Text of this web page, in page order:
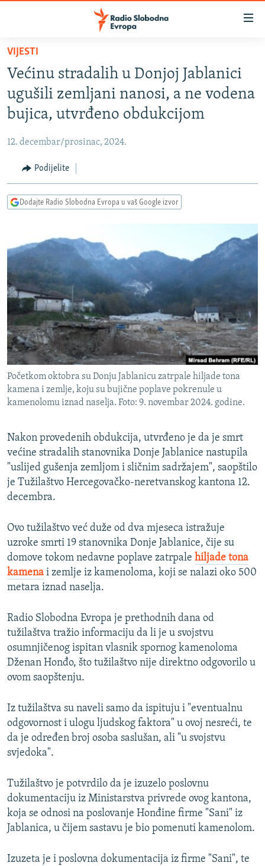
Pređite
glavni
sadržaj
Pređite
na
glavnu
Pređite
na
pretragu
BOSNA I HERCEGOVINA
SRBIJA
KOSOVO
CRNA GORA
VIZUELNO
RAT U UKRAJINI
RSE PRIČE IZ SVIJETA
ISPRIČAJ MI
DNEVNO@RSE
SPECIJALI RSE
VIŠE OD NASLOVA
GENOCID U SREBRENICI
POPLAVE I KLIZIŠTA U BIH 2024.
TV LIBERTY
MOJA EVROPA
TRI DECENIJE OD RATA U BIH
SVE KARTE DEJTONA
PRATITE NAS
Sve RFE/RL stranice
VIJESTI
Većinu stradalih u Donjoj Jablanici
ugušili zemljani nanosi, a ne vodena
bujica, utvrđeno obdukcijom
12. decembar/prosinac, 2024.
Podijelite
Dodajte Radio Slobodna Evropa u vaš Google izvor
Početkom oktobra su Donju Jablanicu zatrpale hiljade tona
kamena i zemlje, koju su bujične poplave pokrenule u
kamenolomu iznad naselja. Foto: 9. novembar 2024. godine.
Nakon provedenih obdukcija, utvrđeno je da je smrt
većine stradalih stanovnika Donje Jablanice nastupila
"uslijed gušenja zemljom i sličnim sadržajem", saopštilo
je Tužilaštvo Hercegovačko-neretvanskog kantona 12.
decembra.
Ovo tužilaštvo već duže od dva mjeseca istražuje
uzroke smrti 19 stanovnika Donje Jablanice, čije su
domove tokom nedavne poplave zatrpale hiljade tona
kamena i zemlje iz kamenoloma, koji se nalazi oko 500
metara iznad naselja.
Radio Slobodna Evropa je prethodnih dana od
tužilaštva tražio informaciju da li je u svojstvu
osumnjičenog ispitan vlasnik spornog kamenoloma
Dženan Honđo, što tužilaštvo nije direktno odgovorilo u
ovom saopštenju.
Iz tužilaštva su naveli samo da ispituju i "eventualnu
odgovornost i ulogu ljudskog faktora" u ovoj nesreći, te
da je određen broj osoba saslušan, ali "u svojstvu
svjedoka".
Tužilaštvo je potvrdilo da je izuzelo poslovnu
dokumentaciju iz Ministarstva privrede ovog kantona,
koja se odnosi na poslovanje Honđine firme "Sani" iz
Jablanica, u čijem sastavu je bio pomenuti kamenolom.
Izuzeta je i poslovna dokumentacija iz firme "Sani", te